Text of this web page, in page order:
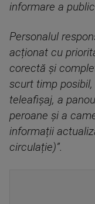
informare a
Personalul
acționat cu
corectă și
scurt timp
teleafișaj, a
peroane și a
informații
circulație)”.